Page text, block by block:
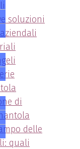
soluzioni
di
delle
quali